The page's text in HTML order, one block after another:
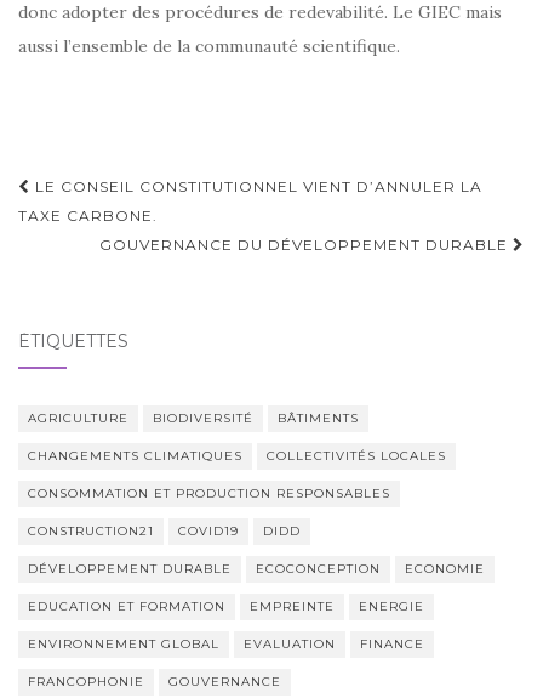
donc adopter des procédures de redevabilité. Le GIEC mais
aussi l’ensemble de la communauté scientifique.
Navigation
d'article
LE CONSEIL CONSTITUTIONNEL VIENT D’ANNULER LA
TAXE CARBONE.
GOUVERNANCE DU DÉVELOPPEMENT DURABLE
ÉTIQUETTES
AGRICULTURE BIODIVERSITÉ BÂTIMENTS
CHANGEMENTS CLIMATIQUES COLLECTIVITÉS LOCALES
CONSOMMATION ET PRODUCTION RESPONSABLES
CONSTRUCTION21 COVID19 DIDD
DÉVELOPPEMENT DURABLE ECOCONCEPTION ECONOMIE
EDUCATION ET FORMATION EMPREINTE ENERGIE
ENVIRONNEMENT GLOBAL EVALUATION FINANCE
FRANCOPHONIE GOUVERNANCE